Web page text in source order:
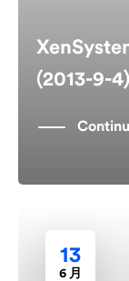
(2013-9-4)
13
6 月